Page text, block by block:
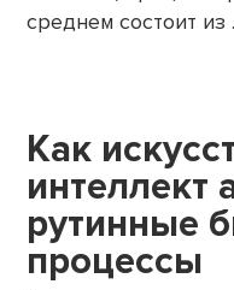
Как
интеллект
рутинные
процессы
среднем состоит из